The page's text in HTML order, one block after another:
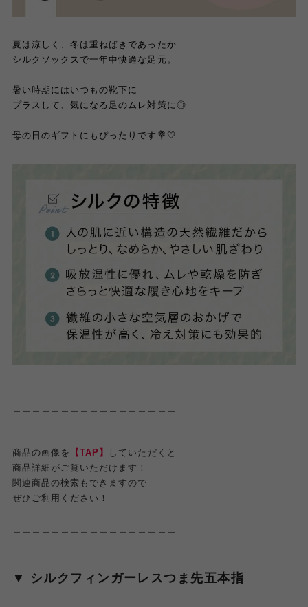
夏は涼しく、冬は重ねばきであったか
シルクソックスで一年中快適な足元。
暑い時期にはいつもの靴下に
プラスして、気になる足のムレ対策に◎
母の日のギフトにもぴったりです💐🤍
商品の画像を 【TAP】
していただくと
商品詳細がご覧いただけます！
関連商品の検索もできますので
ぜひご利用ください！
▼ シルクフィンガーレスつま先五本指